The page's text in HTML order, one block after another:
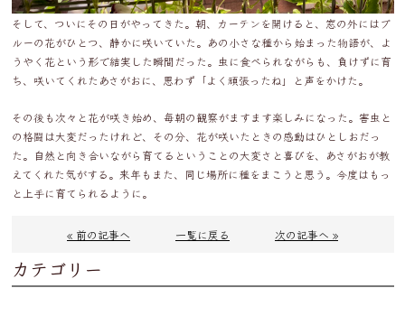
そして、ついにその日がやってきた。朝、カーテンを開けると、窓の外にはブ
ルーの花がひとつ、静かに咲いていた。あの小さな種から始まった物語が、よ
うやく花という形で結実した瞬間だった。虫に食べられながらも、負けずに育
ち、咲いてくれたあさがおに、思わず「よく頑張ったね」と声をかけた。
その後も次々と花が咲き始め、毎朝の観察がますます楽しみになった。害虫と
の格闘は大変だったけれど、その分、花が咲いたときの感動はひとしおだっ
た。自然と向き合いながら育てるということの大変さと喜びを、あさがおが教
えてくれた気がする。来年もまた、同じ場所に種をまこうと思う。今度はもっ
と上手に育てられるように。
« 前の記事へ 一覧に戻る 次の記事へ »
カテゴリー